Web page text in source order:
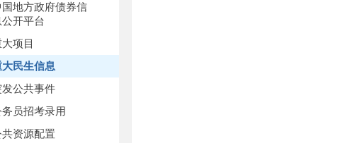
国地方政府债券信
公开平台
项目
大民生信息
发公共事件
务员招考录用
共资源配置